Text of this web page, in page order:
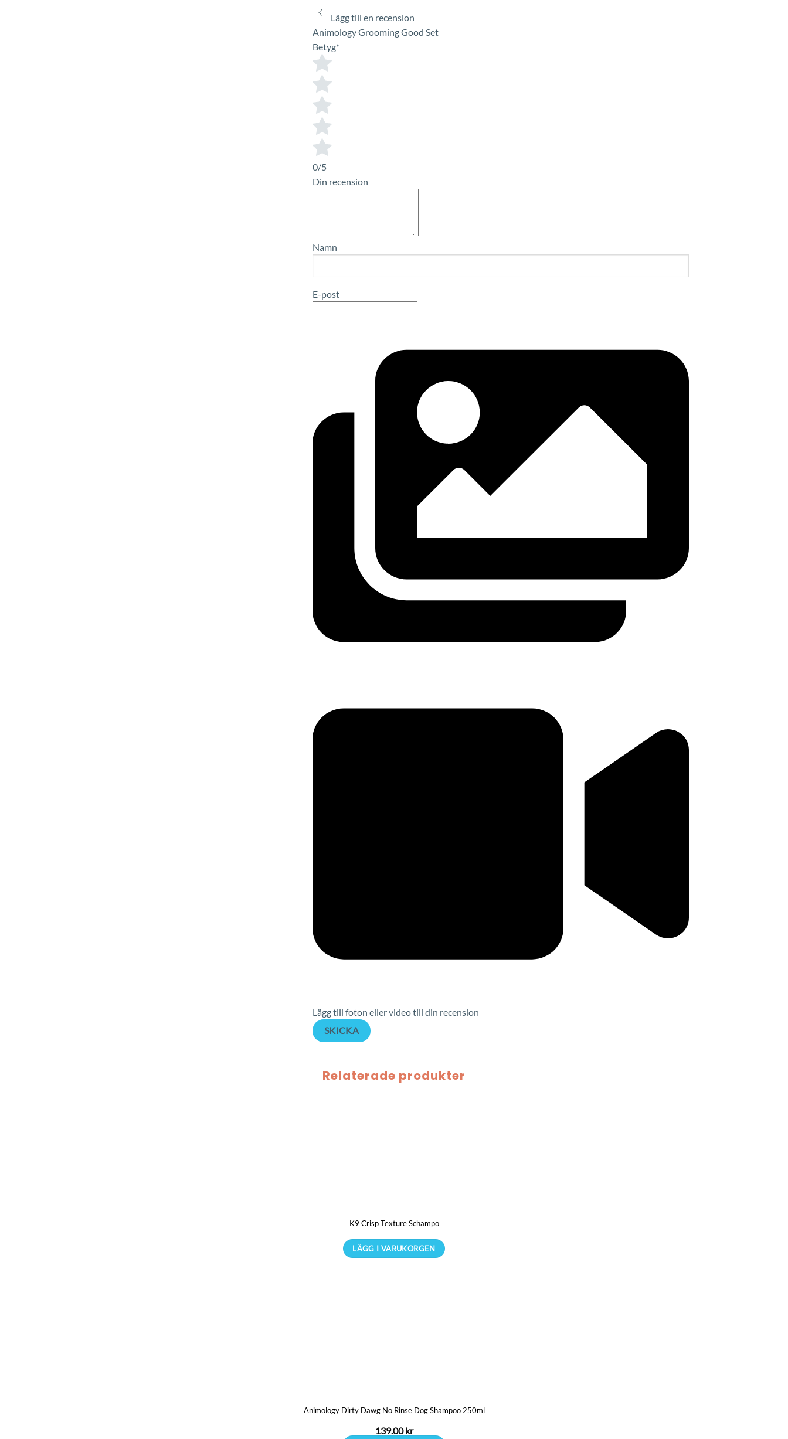
Lägg till en recension
Animology Grooming Good Set
Betyg*
0/5
Din recension
Namn
E-post
Lägg till foton eller video till din recension
SKICKA
Relaterade produkter
K9 Crisp Texture Schampo
LÄGG I VARUKORGEN
väljas
på
Animology Dirty Dawg No Rinse Dog Shampoo 250ml
139.00kr